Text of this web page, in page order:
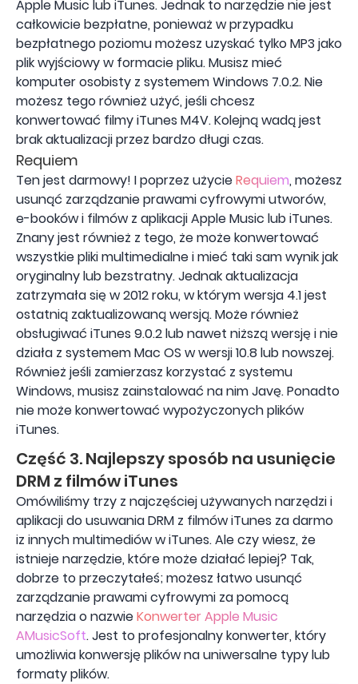
Apple Music lub iTunes. Jednak to narzędzie nie jest
całkowicie bezpłatne, ponieważ w przypadku
bezpłatnego poziomu możesz uzyskać tylko MP3 jako
plik wyjściowy w formacie pliku. Musisz mieć
komputer osobisty z systemem Windows 7.0.2. Nie
możesz tego również użyć, jeśli chcesz
konwertować filmy iTunes M4V. Kolejną wadą jest
brak aktualizacji przez bardzo długi czas.
Requiem
Ten jest darmowy! I poprzez użycieRequiem, możesz
usunąć zarządzanie prawami cyfrowymi utworów,
e-booków i filmów z aplikacji Apple Music lub iTunes.
Znany jest również z tego, że może konwertować
wszystkie pliki multimedialne i mieć taki sam wynik jak
oryginalny lub bezstratny. Jednak aktualizacja
zatrzymała się w 2012 roku, w którym wersja 4.1 jest
ostatnią zaktualizowaną wersją. Może również
obsługiwać iTunes 9.0.2 lub nawet niższą wersję i nie
działa z systemem Mac OS w wersji 10.8 lub nowszej.
Również jeśli zamierzasz korzystać z systemu
Windows, musisz zainstalować na nim Javę. Ponadto
nie może konwertować wypożyczonych plików
iTunes.
Część 3. Najlepszy sposób na usunięcie
DRM z filmów iTunes
Omówiliśmy trzy z najczęściej używanych narzędzi i
aplikacji do usuwania DRM z filmów iTunes za darmo
iz innych multimediów w iTunes. Ale czy wiesz, że
istnieje narzędzie, które może działać lepiej? Tak,
dobrze to przeczytałeś; możesz łatwo usunąć
zarządzanie prawami cyfrowymi za pomocą
narzędzia o nazwieKonwerter Apple Music
AMusicSoft. Jest to profesjonalny konwerter, który
umożliwia konwersję plików na uniwersalne typy lub
formaty plików.